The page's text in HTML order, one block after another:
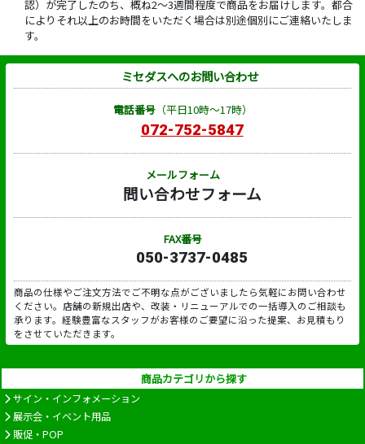
認）が完了したのち、概ね2～3週間程度で商品をお届けします。都合
によりそれ以上のお時間をいただく場合は別途個別にご連絡いたしま
す。
ミセダスへのお問い合わせ
電話番号（平日10時～17時）
072-752-5847
メールフォーム
問い合わせフォーム
FAX番号
050-3737-0485
商品の仕様やご注文方法でご不明な点がございましたら気軽にお問い合わせ
ください。店舗の新規出店や、改装・リニューアルでの一括導入のご相談も
承ります。経験豊富なスタッフがお客様のご要望に沿った提案、お見積もり
をさせていただきます。
商品カテゴリから探す
サイン・インフォメーション
展示会・イベント用品
販促・POP